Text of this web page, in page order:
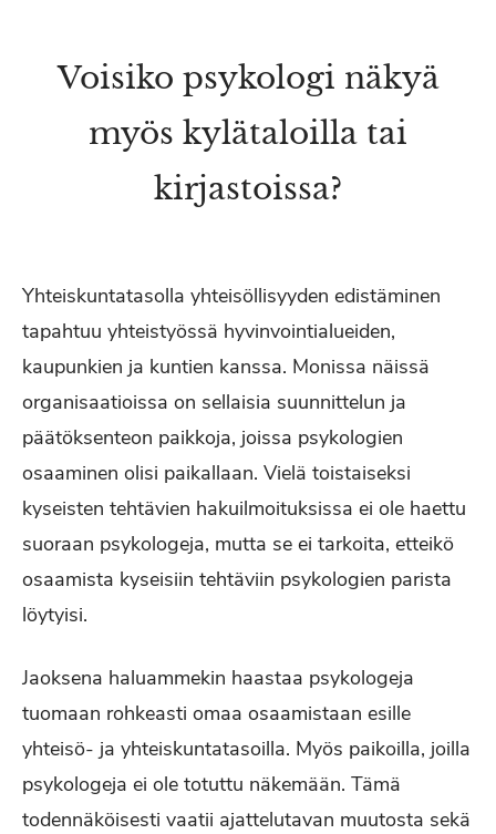
Voisiko psykologi näkyä
myös kylätaloilla tai
kirjastoissa?
Yhteiskuntatasolla yhteisöllisyyden edistäminen
tapahtuu yhteistyössä hyvinvointialueiden,
kaupunkien ja kuntien kanssa. Monissa näissä
organisaatioissa on sellaisia suunnittelun ja
päätöksenteon paikkoja, joissa psykologien
osaaminen olisi paikallaan. Vielä toistaiseksi
kyseisten tehtävien hakuilmoituksissa ei ole haettu
suoraan psykologeja, mutta se ei tarkoita, etteikö
osaamista kyseisiin tehtäviin psykologien parista
löytyisi.
Jaoksena haluammekin haastaa psykologeja
tuomaan rohkeasti omaa osaamistaan esille
yhteisö- ja yhteiskuntatasoilla. Myös paikoilla, joilla
psykologeja ei ole totuttu näkemään. Tämä
todennäköisesti vaatii ajattelutavan muutosta sekä